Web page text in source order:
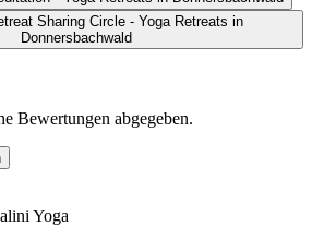
Bewertungen abgegeben.
Yoga